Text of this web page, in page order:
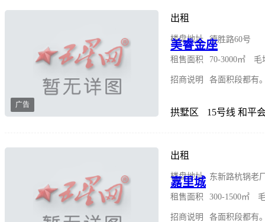
广告
出租
美睿金座
楼盘地址 德胜路60号
租售面积 70-3000㎡ 毛
招商说明 各面积段都有
拱墅区 15号线 和平
出租
嘉里城
楼盘地址 东新路杭锅老
租售面积 300-1500㎡
招商说明 各面积段都有